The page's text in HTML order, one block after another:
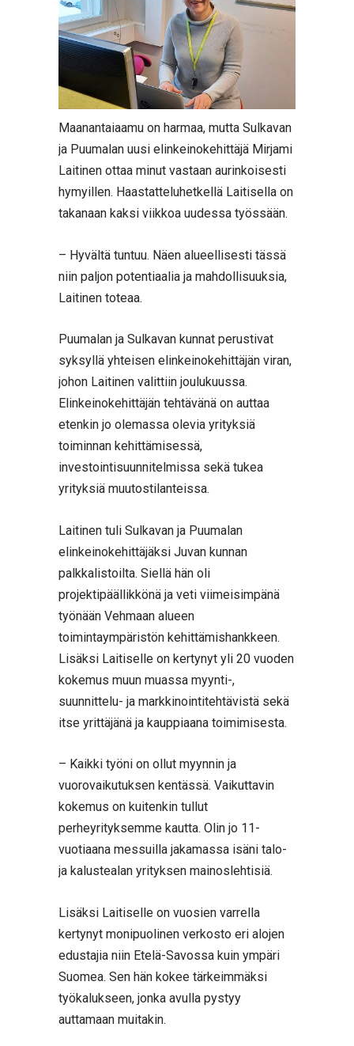
Maanantaiaamu on harmaa, mutta Sulkavan
ja Puumalan uusi elinkeinokehittäjä Mirjami
Laitinen ottaa minut vastaan aurinkoisesti
hymyillen. Haastatteluhetkellä Laitisella on
takanaan kaksi viikkoa uudessa työssään.
– Hyvältä tuntuu. Näen alueellisesti tässä
niin paljon potentiaalia ja mahdollisuuksia,
Laitinen toteaa.
Puumalan ja Sulkavan kunnat perustivat
syksyllä yhteisen elinkeinokehittäjän viran,
johon Laitinen valittiin joulukuussa.
Elinkeinokehittäjän tehtävänä on auttaa
etenkin jo olemassa olevia yrityksiä
toiminnan kehittämisessä,
investointisuunnitelmissa sekä tukea
yrityksiä muutostilanteissa.
Laitinen tuli Sulkavan ja Puumalan
elinkeinokehittäjäksi Juvan kunnan
palkkalistoilta. Siellä hän oli
projektipäällikkönä ja veti viimeisimpänä
työnään Vehmaan alueen
toimintaympäristön kehittämishankkeen.
Lisäksi Laitiselle on kertynyt yli 20 vuoden
kokemus muun muassa myynti-,
suunnittelu- ja markkinointitehtävistä sekä
itse yrittäjänä ja kauppiaana toimimisesta.
– Kaikki työni on ollut myynnin ja
vuorovaikutuksen kentässä. Vaikuttavin
kokemus on kuitenkin tullut
perheyrityksemme kautta. Olin jo 11-
vuotiaana messuilla jakamassa isäni talo-
ja kalustealan yrityksen mainoslehtisiä.
Lisäksi Laitiselle on vuosien varrella
kertynyt monipuolinen verkosto eri alojen
edustajia niin Etelä-Savossa kuin ympäri
Suomea. Sen hän kokee tärkeimmäksi
työkalukseen, jonka avulla pystyy
auttamaan muitakin.